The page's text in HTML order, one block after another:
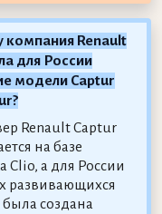
компания Renault
для России
модели Captur
Renault Captur
на базе
Clio, а для России
развивающихся
создана